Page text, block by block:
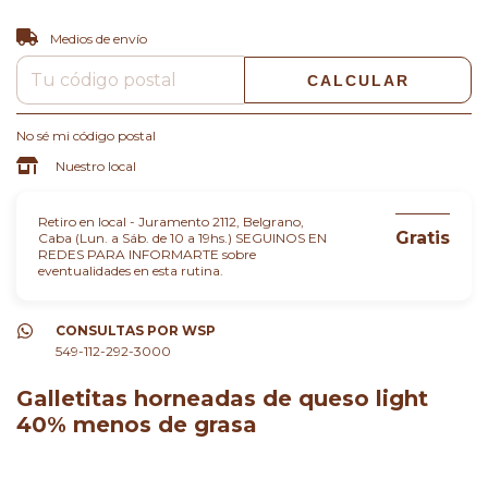
Entregas para el CP:
Medios de envío
CALCULAR
No sé mi código postal
Nuestro local
Retiro en local - Juramento 2112, Belgrano,
Caba (Lun. a Sáb. de 10 a 19hs.) SEGUINOS EN
REDES PARA INFORMARTE sobre
eventualidades en esta rutina.
Gratis
CONSULTAS POR WSP
549-112-292-3000
Galletitas horneadas de queso light
40% menos de grasa